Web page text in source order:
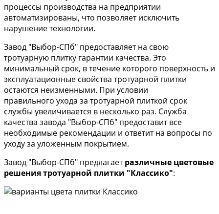
процессы производства на предприятии
автоматизированы, что позволяет исключить
нарушение технологии.
Завод "Выбор-СПб" предоставляет на свою
тротуарную плитку гарантии качества. Это
минимальный срок, в течение которого поверхность и
эксплуатационные свойства тротуарной плитки
остаются неизменными. При условии
правильного ухода за тротуарной плиткой срок
службы увеличивается в несколько раз. Служба
качества завода "Выбор-СПб" предоставит все
необходимые рекомендации и ответит на вопросы по
уходу за уложенным покрытием.
Завод "Выбор-СПб" предлагаетразличные цветовые
решения тротуарной плитки "Классико":